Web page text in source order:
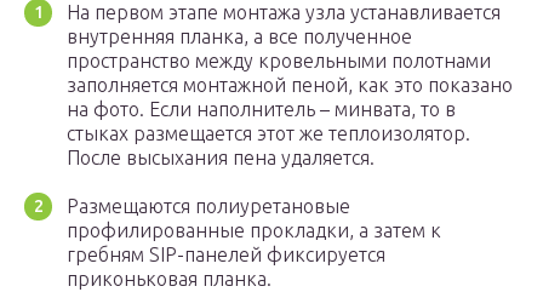
На первом этапе монтажа узла устанавливается
внутренняя планка, а все полученное
пространство между кровельными полотнами
заполняется монтажной пеной, как это показано
на фото. Если наполнитель – минвата, то в
стыках размещается этот же теплоизолятор.
После высыхания пена удаляется.
Размещаются полиуретановые
профилированные прокладки, а затем к
гребням SIP-панелей фиксируется
приконьковая планка.